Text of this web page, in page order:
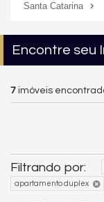
Santa Catarina
Encontre seu
7 imóveis
Filtrando por:
apartamento duplex